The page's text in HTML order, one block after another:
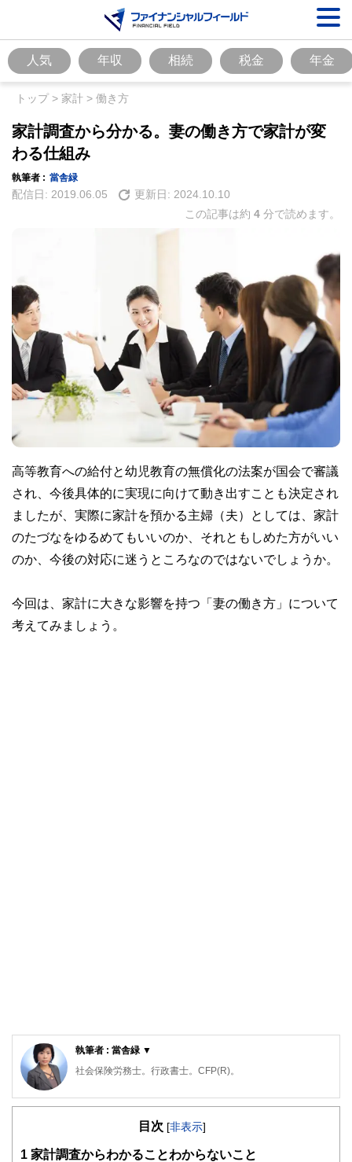
人気 年収 相続 税金 年金
トップ> 家計 > 働き方
家計調査から分かる。妻の働き方で家計が変
わる仕組み
執筆者 : 當舎緑
配信日: 2019.06.05 更新日: 2024.10.10
この記事は約 4 分で読めます。
高等教育への給付と幼児教育の無償化の法案が国会で審議
され、今後具体的に実現に向けて動き出すことも決定され
ましたが、実際に家計を預かる主婦（夫）としては、家計
のたづなをゆるめてもいいのか、それともしめた方がいい
のか、今後の対応に迷うところなのではないでしょうか。
今回は、家計に大きな影響を持つ「妻の働き方」について
考えてみましょう。
執筆者 : 當舎緑 ▼
社会保険労務士。行政書士。CFP(R)。
阪神淡路大震災の経験から、法律やお金の大切さを実感し、
続き、相談にのる傍ら、一般消費者向けのセミナーや執筆活
融ブックス）。「子どもにかけるお金の本」（主婦の友社）
目次 [非表示]
1 家計調査からわかることわからないこと